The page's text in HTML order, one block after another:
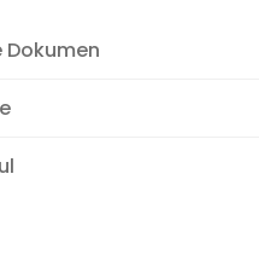
Dokumen